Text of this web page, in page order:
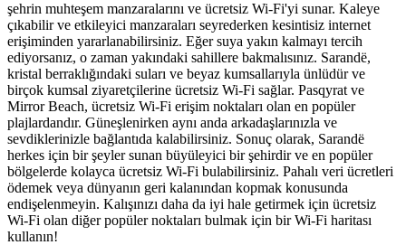
şehrin muhteşem manzaralarını ve ücretsiz Wi-Fi'yi sunar. Kaleye
çıkabilir ve etkileyici manzaraları seyrederken kesintisiz internet
erişiminden yararlanabilirsiniz. Eğer suya yakın kalmayı tercih
ediyorsanız, o zaman yakındaki sahillere bakmalısınız. Sarandë,
kristal berraklığındaki suları ve beyaz kumsallarıyla ünlüdür ve
birçok kumsal ziyaretçilerine ücretsiz Wi-Fi sağlar. Pasqyrat ve
Mirror Beach, ücretsiz Wi-Fi erişim noktaları olan en popüler
plajlardandır. Güneşlenirken aynı anda arkadaşlarınızla ve
sevdiklerinizle bağlantıda kalabilirsiniz. Sonuç olarak, Sarandë
herkes için bir şeyler sunan büyüleyici bir şehirdir ve en popüler
bölgelerde kolayca ücretsiz Wi-Fi bulabilirsiniz. Pahalı veri ücretleri
ödemek veya dünyanın geri kalanından kopmak konusunda
endişelenmeyin. Kalışınızı daha da iyi hale getirmek için ücretsiz
Wi-Fi olan diğer popüler noktaları bulmak için bir Wi-Fi haritası
kullanın!